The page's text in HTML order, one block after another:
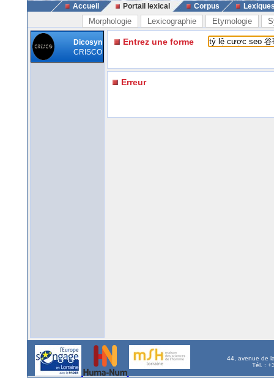
Accueil Portail lexical Corpus
Morphologie Lexicographie Etymologie
Dicosyn
CRISCO
Entrez une forme
Erreur
44, avenue de
Tél. :